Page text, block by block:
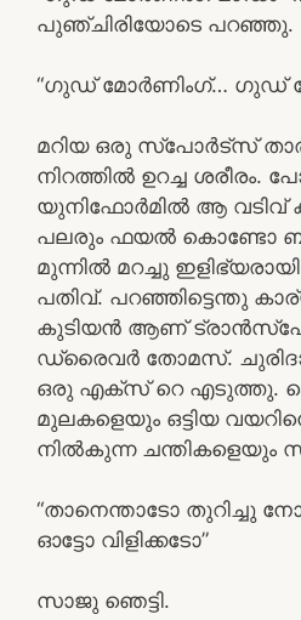
പുഞ്ചിരിയോടെ പറഞ്ഞു.
“ഗുഡ് മോര്‍ണിംഗ്… ഗുഡ്
മറിയ ഒരു സ്പോര്‍ട്സ്
നിറത്തില്‍ ഉറച്ച ശരീരം.
യുനിഫോര്‍മില്‍ ആ വടിവ്
പലരും ഫയല്‍ കൊണ്ടോ
മുന്നില്‍ മറച്ചു
പതിവ്. പറഞ്ഞിട്ടെന്തു
കുടിയന്‍ ആണ്
ഡ്രൈവര്‍ തോമസ്‌.
ഒരു എക്സ് റെ എടുത്തു.
മുലകളെയും ഒട്ടിയ
നില്‍കുന്ന ചന്തികളെയും
“താനെന്താടോ തുറിച്ചു
ഓട്ടോ വിളിക്കടോ”
സാജു ഞെട്ടി.